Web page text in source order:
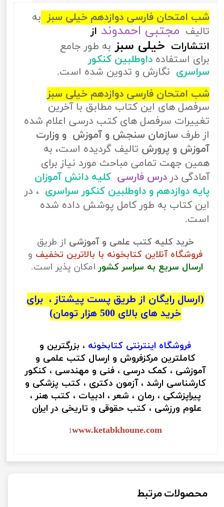
شب امتحان فارسی دوازدهم خیلی سبز به
تالیف مجتبی احمدوند از
انتشارات خیلی سبز به طور جامع
برای استفاده داوطلبین کنکور
سراسری نگارش و تدوین شده است.
شب امتحان فارسی دوازدهم خیلی سبز
سرفصل های این کتاب مطابق با آخرین
تغییرات سرفصل های کتب درسی اعلام شده
از طرف سازمان سنجش و آموزش و وزارت
آموزش و پرورش تالیف گردیده است، به
همین جهت تمامی مباحث مورد نیاز برای
آمادگی در درس فارسی کلیه دانش آموزان
پایه دوازدهم و داوطلبین کنکور سراسری ، در
این کتاب به طور کامل پوشش داده شده
است.
خرید کلیه کتب علمی و آموزشی از طریق
فروشگاه آنلاین کتابخونه با بالاترین تخفیف و
ارسال سریع به سراسر کشور امکان پذیر است.
(ارسال رایگان از طریق پست پیشتاز ، برای
خرید های بالای 500 هزار تومان)
فروشگاه اینترنتی کتابخونه ، بزرگترین و
کاملترین مرکزفروش و ارسال کتب علمی و
آموزشی ، کمک درسی ، فنی و مهندسی ، کنکور
کارشناسی ارشد ، آزمون دکتری ، کتب پزشکی و
پیراپزشکی ، رمان ، شعر ، ادبیات ، کتب هنر ،
علوم ورزشی ، کتب حقوقی و تاریخی در ایران
1www.ketabkhoune.com
محصولات مرتبط